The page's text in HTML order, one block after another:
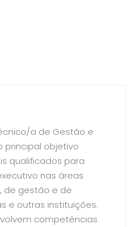
a de Gestão e
principal objetivo
qualificados para
nas áreas
de gestão e de
e outras instituições.
competências